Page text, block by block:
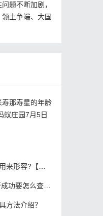
题不断加剧，
土争端、大国
寿那寿星的年龄
蚁庄园7月5日
蚁庄园6.15答案】
要怎么查看？
方法介绍？